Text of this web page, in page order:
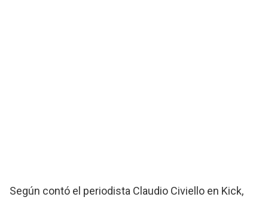
Según contó el periodista Claudio Civiello en Kick,